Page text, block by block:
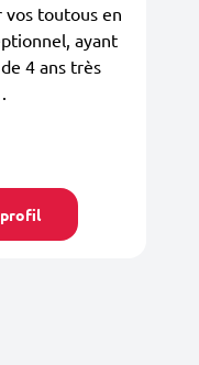
vos toutous en
ayant
4 ans très